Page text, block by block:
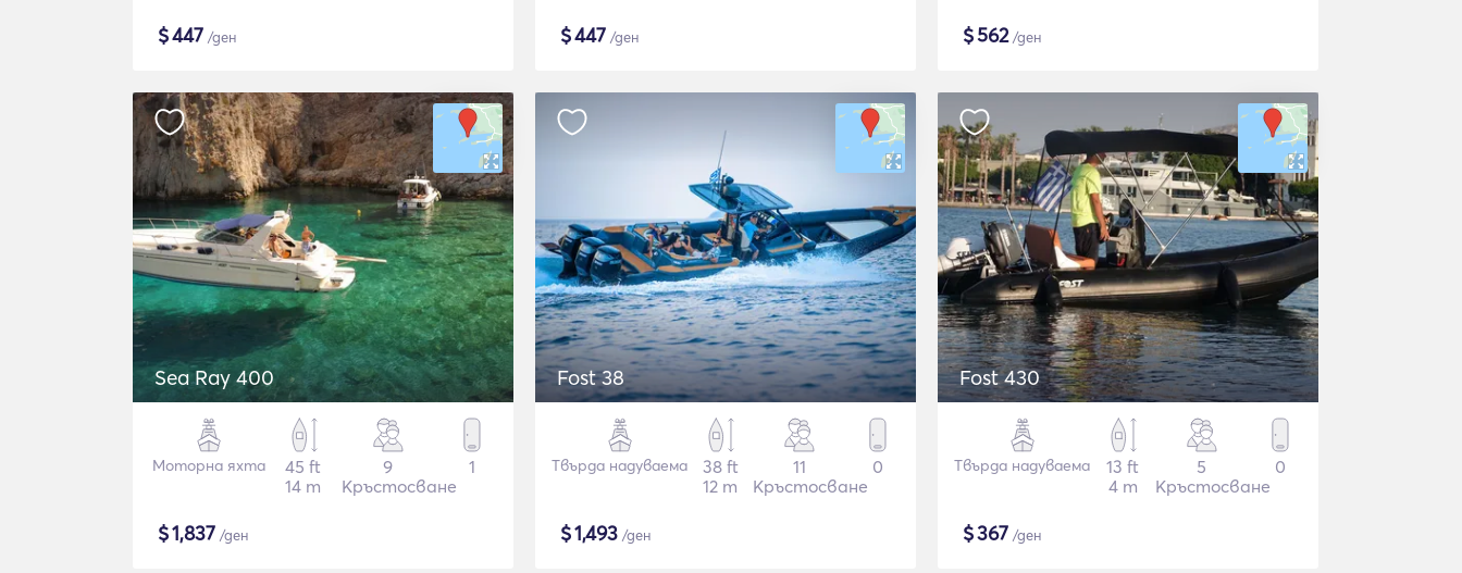
$447 /ден $447 /ден $562/ден
Sea Ray 400
Моторна яхта
45 ft
14 m
9
Кръстосване
1
$1,837 /ден
Fost 38
Твърда надуваема
38 ft
12 m
11
Кръстосване
0
$1,493 /ден
Fost 430
Твърда надуваема
13 ft
4 m
5
Кръстосване
0
$367 /ден